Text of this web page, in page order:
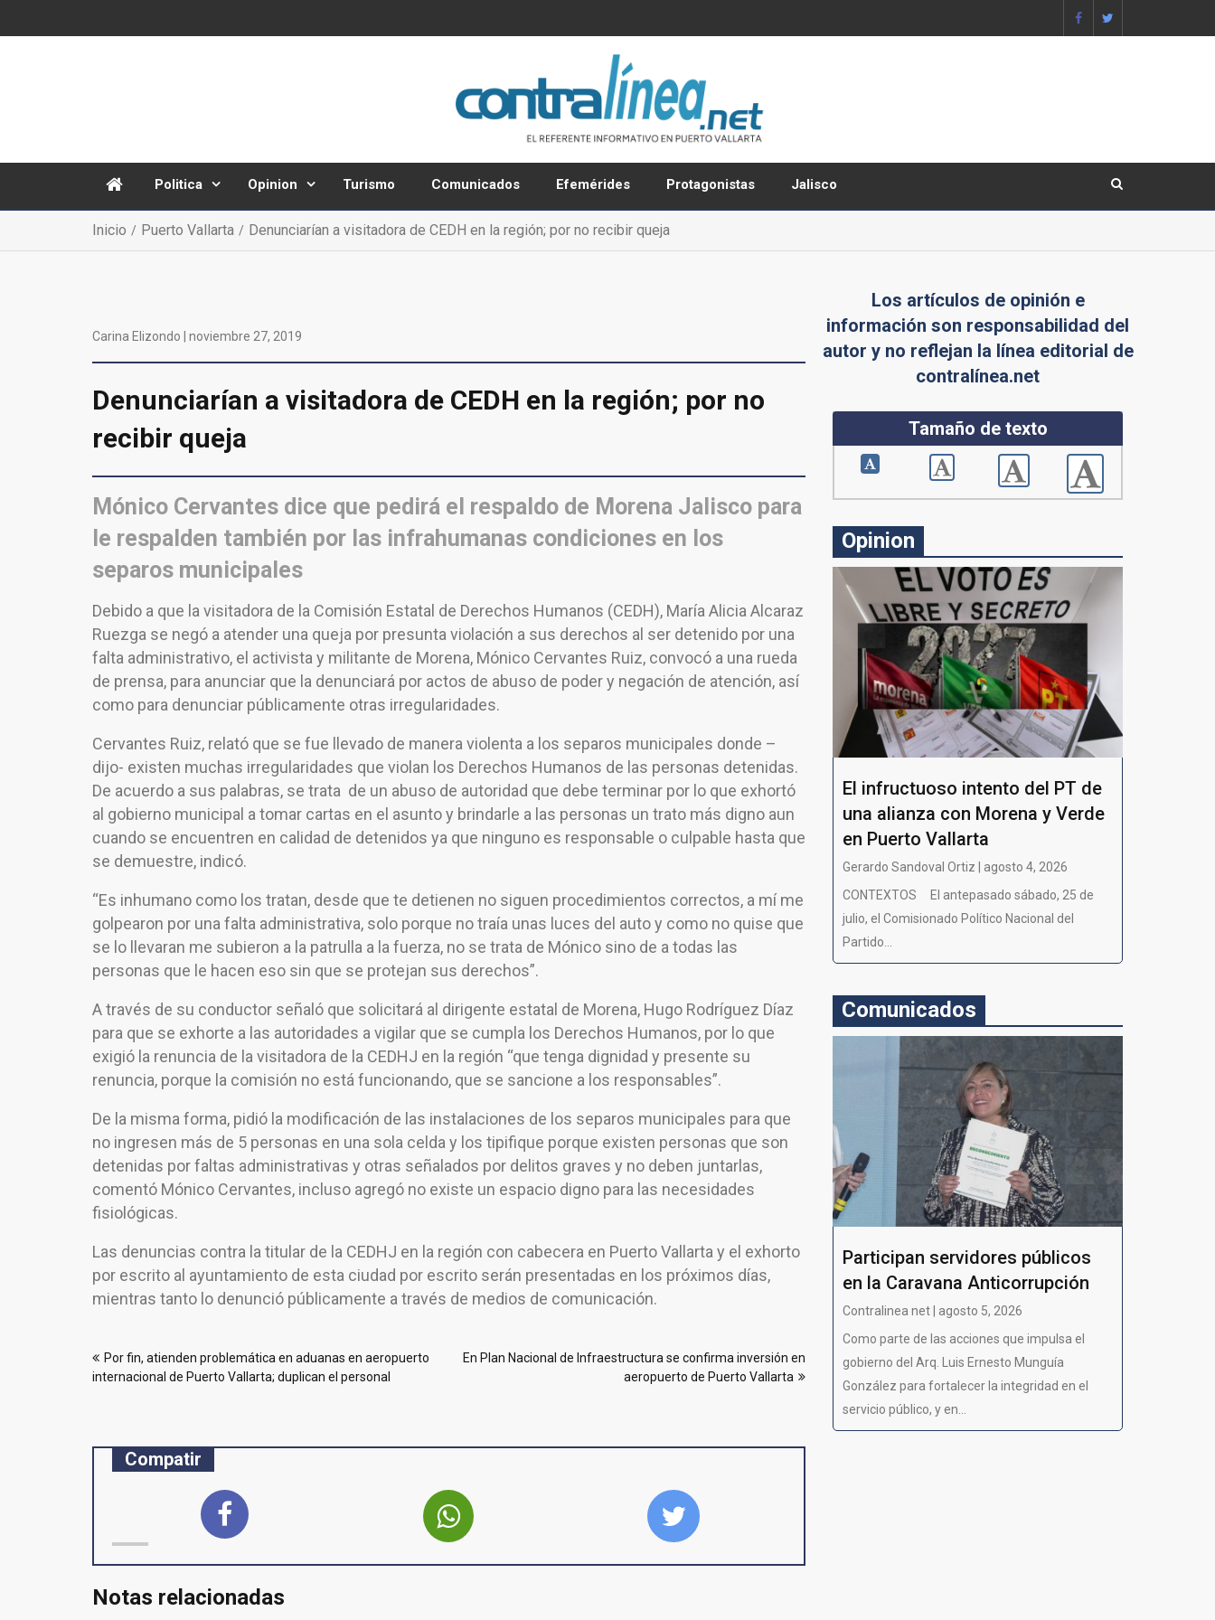
Politica Opinion Turismo Comunicados Efemérides Protagonistas Jalisco
Inicio Puerto Vallarta Denunciarían a visitadora de CEDH en la región; por no recibir queja
Carina Elizondo | noviembre 27, 2019
Denunciarían a visitadora de CEDH en la región; por no
recibir queja
Mónico Cervantes dice que pedirá el respaldo de Morena Jalisco para
le respalden también por las infrahumanas condiciones en los
separos municipales
Debido a que la visitadora de la Comisión Estatal de Derechos Humanos (CEDH), María Alicia Alcaraz
Ruezga se negó a atender una queja por presunta violación a sus derechos al ser detenido por una
falta administrativo, el activista y militante de Morena, Mónico Cervantes Ruiz, convocó a una rueda
de prensa, para anunciar que la denunciará por actos de abuso de poder y negación de atención, así
como para denunciar públicamente otras irregularidades.
Cervantes Ruiz, relató que se fue llevado de manera violenta a los separos municipales donde –
dijo- existen muchas irregularidades que violan los Derechos Humanos de las personas detenidas.
De acuerdo a sus palabras, se trata de un abuso de autoridad que debe terminar por lo que exhortó
al gobierno municipal a tomar cartas en el asunto y brindarle a las personas un trato más digno aun
cuando se encuentren en calidad de detenidos ya que ninguno es responsable o culpable hasta que
se demuestre, indicó.
“Es inhumano como los tratan, desde que te detienen no siguen procedimientos correctos, a mí me
golpearon por una falta administrativa, solo porque no traía unas luces del auto y como no quise que
se lo llevaran me subieron a la patrulla a la fuerza, no se trata de Mónico sino de a todas las
personas que le hacen eso sin que se protejan sus derechos”.
A través de su conductor señaló que solicitará al dirigente estatal de Morena, Hugo Rodríguez Díaz
para que se exhorte a las autoridades a vigilar que se cumpla los Derechos Humanos, por lo que
exigió la renuncia de la visitadora de la CEDHJ en la región “que tenga dignidad y presente su
renuncia, porque la comisión no está funcionando, que se sancione a los responsables”.
De la misma forma, pidió la modificación de las instalaciones de los separos municipales para que
no ingresen más de 5 personas en una sola celda y los tipifique porque existen personas que son
detenidas por faltas administrativas y otras señalados por delitos graves y no deben juntarlas,
comentó Mónico Cervantes, incluso agregó no existe un espacio digno para las necesidades
fisiológicas.
Las denuncias contra la titular de la CEDHJ en la región con cabecera en Puerto Vallarta y el exhorto
por escrito al ayuntamiento de esta ciudad por escrito serán presentadas en los próximos días,
mientras tanto lo denunció públicamente a través de medios de comunicación.
dePor fin, atienden problemática en aduanas en aeropuerto
internacional de Puerto Vallarta; duplican el personal
En Plan Nacional de Infraestructura se confirma inversión en
aeropuerto de Puerto Vallarta
Compatir
Notas relacionadas
Los artículos de opinión e
información son responsabilidad del
autor y no reflejan la línea editorial de
contralínea.net
Tamaño de texto
Opinion
El infructuoso intento del PT de
una alianza con Morena y Verde
en Puerto Vallarta
Gerardo Sandoval Ortiz | agosto 4, 2026
CONTEXTOS El antepasado sábado, 25 de
julio, el Comisionado Político Nacional del
Partido...
Comunicados
Participan servidores públicos
en la Caravana Anticorrupción
Contralinea net | agosto 5, 2026
Como parte de las acciones que impulsa el
gobierno del Arq. Luis Ernesto Munguía
González para fortalecer la integridad en el
servicio público, y en...